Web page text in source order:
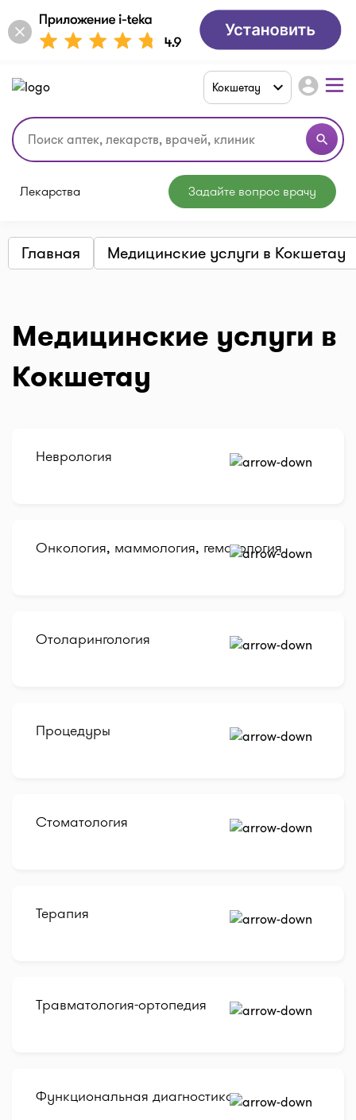
search
Кокшетау account_circle
Лекарства Задайте вопрос врачу
Главная Медицинские услуги в Кокшетау
Медицинские услуги в
Кокшетау
Неврология
Онкология, маммология, гематология
Отоларингология
Процедуры
Стоматология
Терапия
Травматология-ортопедия
Функциональная диагностика